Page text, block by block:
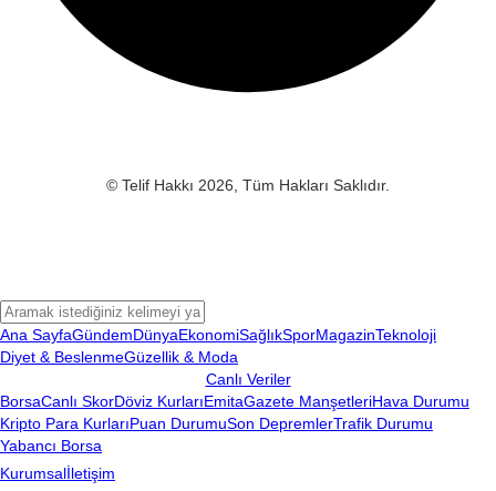
© Telif Hakkı 2026, Tüm Hakları Saklıdır.
Ana SayfaGündemDünyaEkonomiSağlıkSporMagazinTeknoloji
Diyet & BeslenmeGüzellik & Moda
Canlı Veriler
BorsaCanlı SkorDöviz KurlarıEmitaGazete ManşetleriHava Durumu
Kripto Para KurlarıPuan DurumuSon DepremlerTrafik Durumu
Yabancı Borsa
Kurumsalİletişim